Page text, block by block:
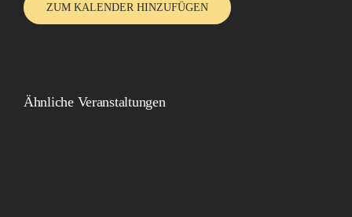
ZUM KALENDER HINZUFÜGEN
Ähnliche Veranstaltungen